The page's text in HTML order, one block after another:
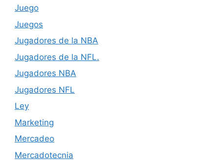
Juego
Juegos
Jugadores de la NBA
Jugadores de la NFL.
Jugadores NBA
Jugadores NFL
Ley
Marketing
Mercadeo
Mercadotecnia